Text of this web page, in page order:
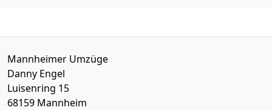
Mannheimer Umzüge
Danny Engel
Luisenring 15
68159 Mannheim